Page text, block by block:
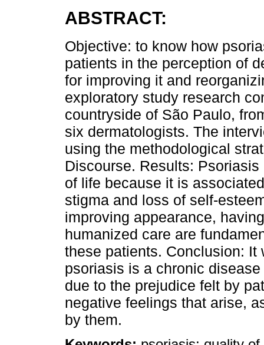
ABSTRACT:
Objective: to know how
patients in the perception of
for improving it and
exploratory study research
countryside of São Paulo,
six dermatologists. The
using the methodological
Discourse. Results:
of life because it is
stigma and loss of self-
improving appearance,
humanized care are
these patients. Conclusion: It
psoriasis is a chronic
due to the prejudice felt by
negative feelings that arise,
by them.